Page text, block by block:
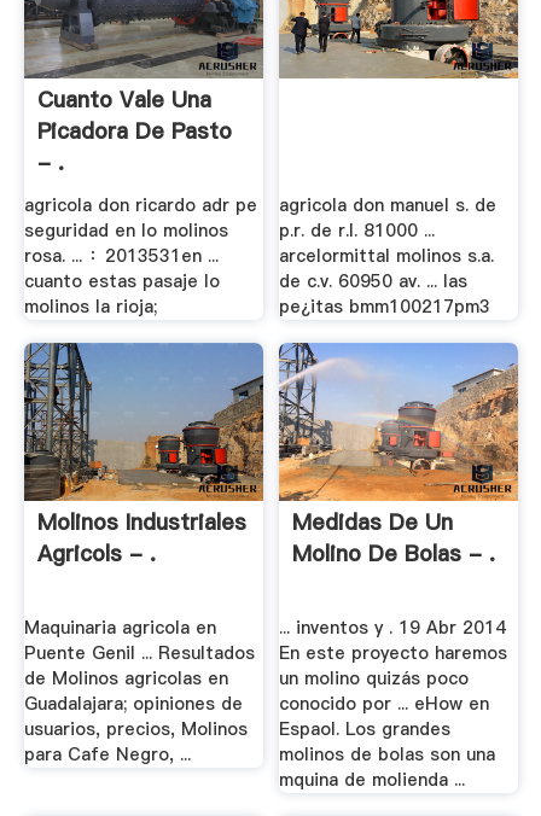
Cuanto Vale Una
Picadora De Pasto
- .
agricola don ricardo adr pe
seguridad en lo molinos
rosa. ... ：2013531en ...
cuanto estas pasaje lo
molinos la rioja;
agricola don manuel s. de
p.r. de r.l. 81000 ...
arcelormittal molinos s.a.
de c.v. 60950 av. ... las
pe¿itas bmm100217pm3
Molinos Industriales
Agricols - .
Maquinaria agricola en
Puente Genil ... Resultados
de Molinos agricolas en
Guadalajara; opiniones de
usuarios, precios, Molinos
para Cafe Negro, ...
Medidas De Un
Molino De Bolas - .
... inventos y . 19 Abr 2014
En este proyecto haremos
un molino quizás poco
conocido por ... eHow en
Espaol. Los grandes
molinos de bolas son una
mquina de molienda ...